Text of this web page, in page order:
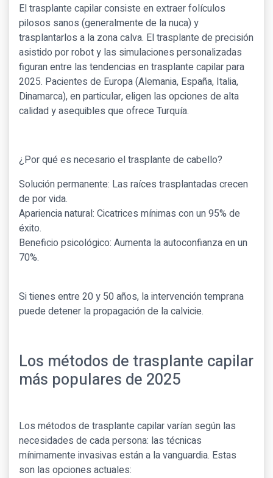
El trasplante capilar consiste en extraer folículos
pilosos sanos (generalmente de la nuca) y
trasplantarlos a la zona calva. El trasplante de precisión
asistido por robot y las simulaciones personalizadas
figuran entre las tendencias en trasplante capilar para
2025. Pacientes de Europa (Alemania, España, Italia,
Dinamarca), en particular, eligen las opciones de alta
calidad y asequibles que ofrece Turquía.
¿Por qué es necesario el trasplante de cabello?
Solución permanente: Las raíces trasplantadas crecen
de por vida.
Apariencia natural: Cicatrices mínimas con un 95% de
éxito.
Beneficio psicológico: Aumenta la autoconfianza en un
70%.
Si tienes entre 20 y 50 años, la intervención temprana
puede detener la propagación de la calvicie.
Los métodos de trasplante capilar
más populares de 2025
Los métodos de trasplante capilar varían según las
necesidades de cada persona: las técnicas
mínimamente invasivas están a la vanguardia. Estas
son las opciones actuales: